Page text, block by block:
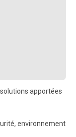
apportées
environnement